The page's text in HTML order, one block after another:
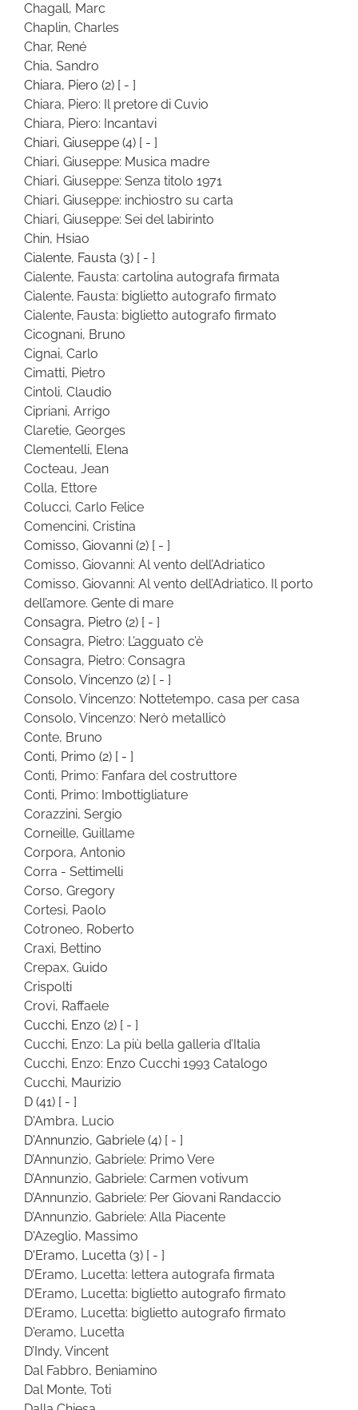
Chagall, Marc
Chaplin, Charles
Char, René
Chia, Sandro
Chiara, Piero (2) [ - ]
Chiara, Piero: Il pretore di Cuvio
Chiara, Piero: Incantavi
Chiari, Giuseppe (4) [ - ]
Chiari, Giuseppe: Musica madre
Chiari, Giuseppe: Senza titolo 1971
Chiari, Giuseppe: inchiostro su carta
Chiari, Giuseppe: Sei del labirinto
Chin, Hsiao
Cialente, Fausta (3) [ - ]
Cialente, Fausta: cartolina autografa firmata
Cialente, Fausta: biglietto autografo firmato
Cialente, Fausta: biglietto autografo firmato
Cicognani, Bruno
Cignai, Carlo
Cimatti, Pietro
Cintoli, Claudio
Cipriani, Arrigo
Claretie, Georges
Clementelli, Elena
Cocteau, Jean
Colla, Ettore
Colucci, Carlo Felice
Comencini, Cristina
Comisso, Giovanni (2) [ - ]
Comisso, Giovanni: Al vento dell’Adriatico
Comisso, Giovanni: Al vento dell’Adriatico. Il porto
dell’amore. Gente di mare
Consagra, Pietro (2) [ - ]
Consagra, Pietro: L’agguato c’è
Consagra, Pietro: Consagra
Consolo, Vincenzo (2) [ - ]
Consolo, Vincenzo: Nottetempo, casa per casa
Consolo, Vincenzo: Nerò metallicò
Conte, Bruno
Conti, Primo (2) [ - ]
Conti, Primo: Fanfara del costruttore
Conti, Primo: Imbottigliature
Corazzini, Sergio
Corneille, Guillame
Corpora, Antonio
Corra - Settimelli
Corso, Gregory
Cortesi, Paolo
Cotroneo, Roberto
Craxi, Bettino
Crepax, Guido
Crispolti
Crovi, Raffaele
Cucchi, Enzo (2) [ - ]
Cucchi, Enzo: La più bella galleria d’Italia
Cucchi, Enzo: Enzo Cucchi 1993 Catalogo
Cucchi, Maurizio
D (41) [ - ]
D'Ambra, Lucio
D'Annunzio, Gabriele (4) [ - ]
D’Annunzio, Gabriele: Primo Vere
D’Annunzio, Gabriele: Carmen votivum
D’Annunzio, Gabriele: Per Giovani Randaccio
D’Annunzio, Gabriele: Alla Piacente
D'Azeglio, Massimo
D'Eramo, Lucetta (3) [ - ]
D’Eramo, Lucetta: lettera autografa firmata
D’Eramo, Lucetta: biglietto autografo firmato
D’Eramo, Lucetta: biglietto autografo firmato
D'eramo, Lucetta
D’Indy, Vincent
Dal Fabbro, Beniamino
Dal Monte, Toti